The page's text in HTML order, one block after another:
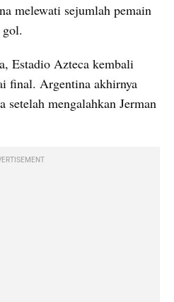
melewati sejumlah pemain
Estadio Azteca kembali
final. Argentina akhirnya
setelah mengalahkan Jerman